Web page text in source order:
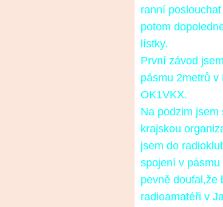
ranní
potom
lístky.
První závod
pásmu 2metrů
OK1VKX.
Na podzim
krajskou
jsem do
spojení v
pevně doufal,že
radioamatéři v